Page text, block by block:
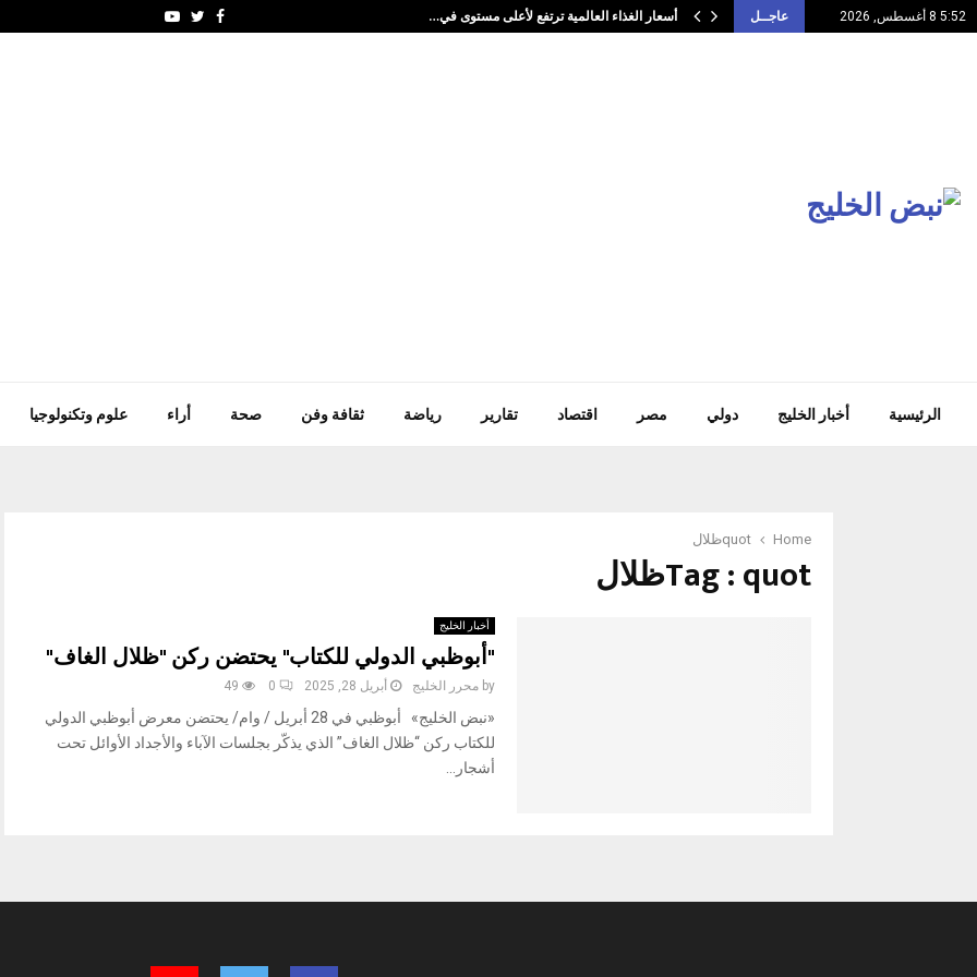
5:52 8 أغسطس, 2026 عاجــل أسعار الغذاء العالمية ترتفع لأعلى مستوى في… Facebook
Twitter
Youtube
الرئيسية أخبار الخليج دولي مصر اقتصاد تقارير رياضة ثقافة وفن صحة أراء علوم وتكنولوجيا
Home quotظلال
Tag : quotظلال
أخبار الخليج
"أبوظبي الدولي للكتاب" يحتضن ركن "ظلال الغاف"
by محرر الخليج أبريل 28, 2025 0
49
«نبض الخليج» أبوظبي في 28 أبريل / وام/ يحتضن معرض أبوظبي الدولي
للكتاب ركن “ظلال الغاف” الذي يذكّر بجلسات الآباء والأجداد الأوائل تحت
أشجار...